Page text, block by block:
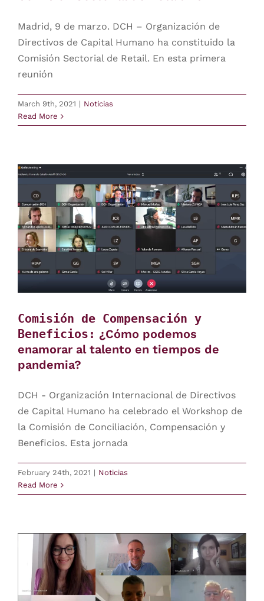
Madrid, 9 de marzo. DCH – Organización de
Directivos de Capital Humano ha constituido la
Comisión Sectorial de Retail. En esta primera
reunión
March 9th, 2021 | Noticias
Read More
Comisión de Compensación y
Beneficios: ¿Cómo podemos
enamorar al talento en tiempos de
pandemia?
DCH - Organización Internacional de Directivos
de Capital Humano ha celebrado el Workshop de
la Comisión de Conciliación, Compensación y
Beneficios. Esta jornada
February 24th, 2021 | Noticias
Read More